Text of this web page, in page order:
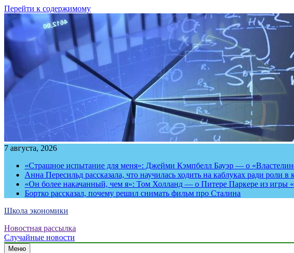
Перейти к содержимому
7 августа, 2026
«Страшное испытание для меня»: Джейми Кэмпбелл Бауэр — о
Анна Пересильд рассказала, что научилась ходить на каблуках ради роли в
«Он более накачанный, чем я»: Том Холланд — о Питере Паркере из игры
Бортко рассказал, почему решил снимать фильм про Сталина
Школа экономики
Новостная рассылка
Случайные новости
Меню